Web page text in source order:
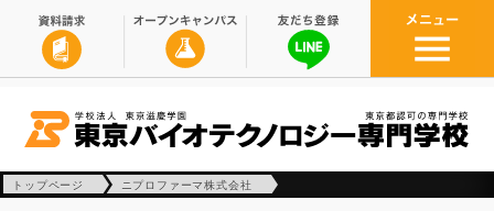
トップページ ニプロファーマ株式会社